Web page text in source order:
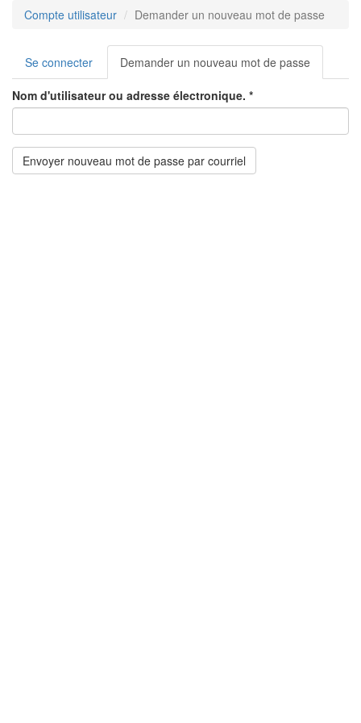
principal
Compte utilisateur Demander un nouveau mot de passe
Onglets
principaux
Se connecter Demander un nouveau mot de passe
actif)
Nom d'utilisateur ou adresse électronique. *
Envoyer nouveau mot de passe par courriel